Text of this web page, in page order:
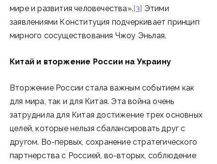
мире и развития человечества».[3] Этими
заявлениями Конституция подчеркивает принцип
мирного сосуществования Чжоу Эньлая.
Китай и вторжение России на Украину
Вторжение России стала важным событием как
для мира, так и для Китая. Эта война очень
затруднила для Китая достижение трех основных
целей, которые нельзя сбалансировать друг с
другом. Во-первых, сохранение стратегического
партнерства с Россией, во-вторых, соблюдение